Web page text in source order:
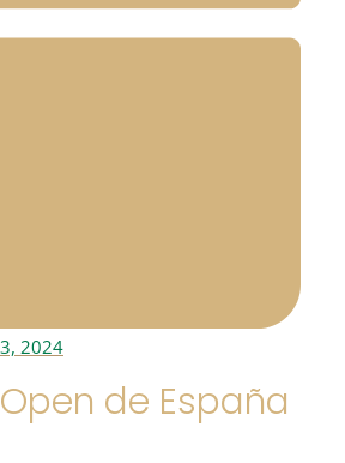
2024
de España